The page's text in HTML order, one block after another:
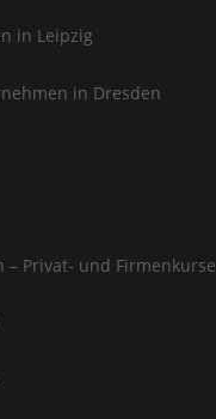
in Leipzig
in Dresden
– Privat- und Firmenkurse